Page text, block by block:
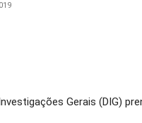
Gerais (DIG)